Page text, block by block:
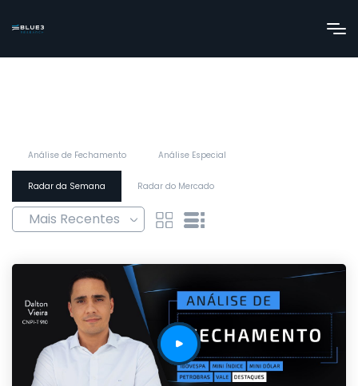
Análise de Fechamento Análise Especial
Radar da Semana Radar do Mercado